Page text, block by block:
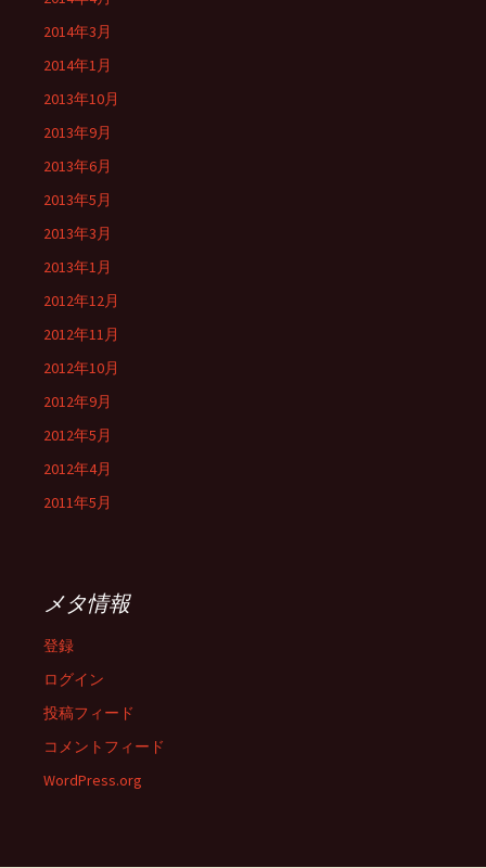
2014年3月
2014年1月
2013年10月
2013年9月
2013年6月
2013年5月
2013年3月
2013年1月
2012年12月
2012年11月
2012年10月
2012年9月
2012年5月
2012年4月
2011年5月
メタ情報
登録
ログイン
投稿フィード
コメントフィード
WordPress.org